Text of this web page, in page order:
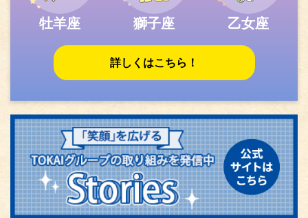
牡羊座 獅子座 乙女座
詳しくはこちら！